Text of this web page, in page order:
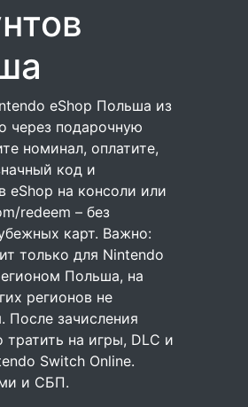
eShop Польша из
через подарочную
номинал, оплатите,
код и
eShop на консоли или
redeem – без
карт. Важно:
только для Nintendo
Польша, на
регионов не
После зачисления
на игры, DLC и
Switch Online.
и СБП.